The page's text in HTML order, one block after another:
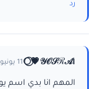
رد
ا𝒴𝒪𝒮ℛ𝒜💗⃝🌕 11 يونيو 2026
المهم انا بدي اسم